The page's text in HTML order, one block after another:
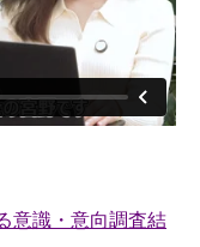
意識・意向調査結